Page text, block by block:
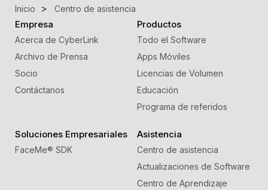
Inicio Centro de asistencia
Empresa
Acerca de CyberLink
Archivo de Prensa
Socio
Contáctanos
Productos
Todo el Software
Apps Móviles
Licencias de Volumen
Educación
Programa de referidos
Soluciones Empresariales
FaceMe® SDK
Asistencia
Centro de asistencia
Actualizaciones de Software
Centro de Aprendizaje